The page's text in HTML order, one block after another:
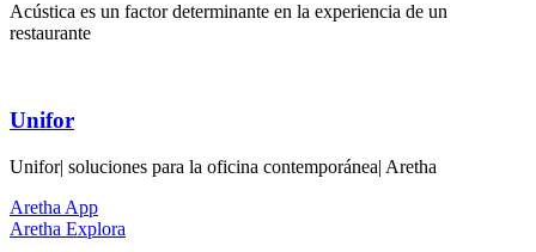
Acústica es un factor determinante en la experiencia de un
restaurante
Unifor
Unifor| soluciones para la oficina contemporánea| Aretha
Aretha App
Aretha Explora